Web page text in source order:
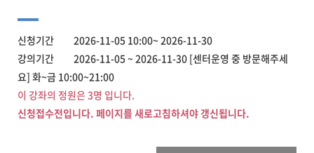
신청기간 2026-11-05 10:00~ 2026-11-30
강의기간 2026-11-05 ~ 2026-11-30 [센터운영 중 방문해주세
요] 화~금 10:00~21:00
이 강좌의 정원은 3명 입니다.
신청접수전입니다. 페이지를 새로고침하셔야 갱신됩니다.